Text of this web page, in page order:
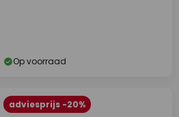
Op voorraad
adviesprijs -20%